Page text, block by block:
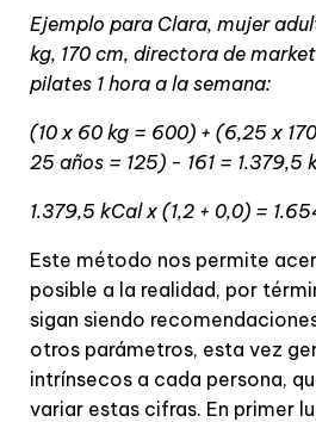
Ejemplo para Clara, mujer
kg, 170 cm, directora de
pilates 1 hora a la semana:
(10 x 60 kg = 600) + (6,25 x
25 años = 125) - 161 = 1.379,5
1.379,5 kCal x (1,2 + 0,0) =
Este método nos permite
posible a la realidad, por
sigan siendo
otros parámetros, esta vez
intrínsecos a cada persona,
variar estas cifras. En primer